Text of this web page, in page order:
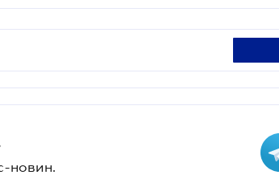
новин.